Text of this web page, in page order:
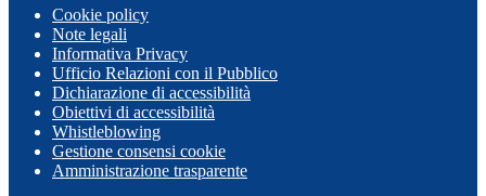
Cookie policy
Note legali
Informativa Privacy
Ufficio Relazioni con il Pubblico
Dichiarazione di accessibilità
Obiettivi di accessibilità
Whistleblowing
Gestione consensi cookie
Amministrazione trasparente